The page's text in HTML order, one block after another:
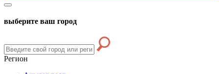
выберите ваш город
Регион